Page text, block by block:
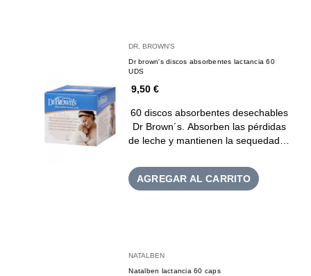
DR. BROWN'S
Dr brown's discos absorbentes lactancia 60
UDS
9,50 €
60 discos absorbentes desechables
Dr Brown´s. Absorben las pérdidas
de leche y mantienen la sequedad…
AGREGAR AL CARRITO
NATALBEN
Natalben lactancia 60 caps